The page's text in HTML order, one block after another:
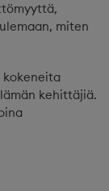
miten
kehittäjiä.